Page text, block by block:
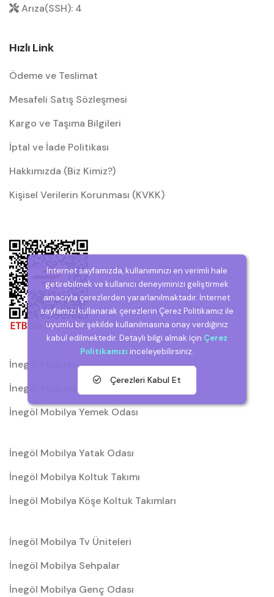
Arıza(SSH): 4
Hızlı Link
Ödeme ve Teslimat
Mesafeli Satış Sözleşmesi
Kargo ve Taşıma Bilgileri
İptal ve İade Politikası
Hakkımızda (Biz Kimiz?)
Kişisel Verilerin Korunması (KVKK)
İnegöl Mobilya
İnegöl Mobilya Düğün Paketleri
İnegöl Mobilya Yemek Odası
İnegöl Mobilya Yatak Odası
İnegöl Mobilya Koltuk Takımı
İnegöl Mobilya Köşe Koltuk Takımları
İnegöl Mobilya Tv Üniteleri
İnegöl Mobilya Sehpalar
İnegöl Mobilya Genç Odası
İnternet sayfamızda, kullanımınızı en verimli hale
getirebilmek ve kullanıcı deneyiminizi geliştirmek
amacıyla çerezlerden yararlanılmaktadır. İnternet
sayfamızı kullanarak çerezlerin Çerez Politikamız ile
uyumlu bir şekilde kullanılmasına onay verdiğiniz
kabul edilmektedir. Detaylı bilgi almak için Çerez
Politikamızı inceleyebilirsiniz.
Çerezleri Kabul Et